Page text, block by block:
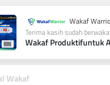
Wakaf
Terima kasih sudah
Wakaf Produktifuntuk
Wakaf